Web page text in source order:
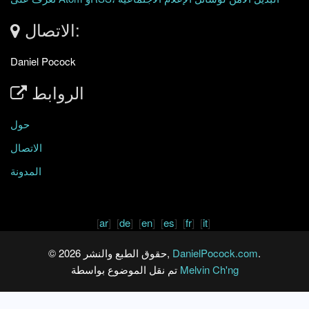
الاتصال:
Daniel Pocock
الروابط
حول
الاتصال
المدونة
[ar] [de] [en] [es] [fr] [it]
© حقوق الطبع والنشر 2026, DanielPocock.com.
تم نقل الموضوع بواسطة Melvin Ch'ng